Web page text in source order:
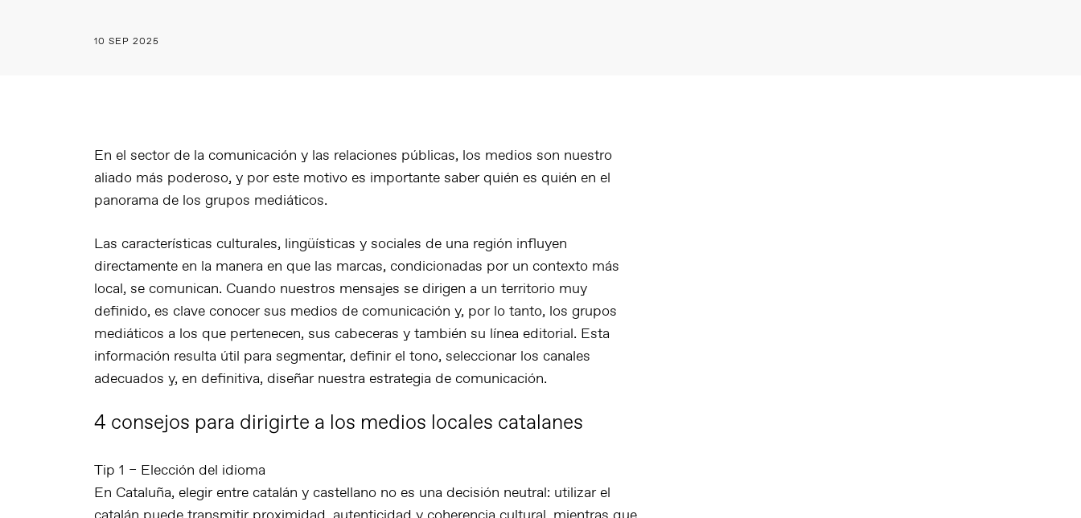
10 SEP 2025
En el sector de la comunicación y las relaciones públicas, los medios son nuestro
aliado más poderoso, y por este motivo es importante saber quién es quién en el
panorama de los grupos mediáticos.
Las características culturales, lingüísticas y sociales de una región influyen
directamente en la manera en que las marcas, condicionadas por un contexto más
local, se comunican. Cuando nuestros mensajes se dirigen a un territorio muy
definido, es clave conocer sus medios de comunicación y, por lo tanto, los grupos
mediáticos a los que pertenecen, sus cabeceras y también su línea editorial. Esta
información resulta útil para segmentar, definir el tono, seleccionar los canales
adecuados y, en definitiva, diseñar nuestra estrategia de comunicación.
4 consejos para dirigirte a los medios locales catalanes
Tip 1 – Elección del idioma
En Cataluña, elegir entre catalán y castellano no es una decisión neutral: utilizar el